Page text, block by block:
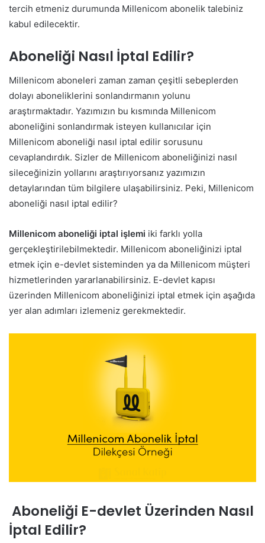
tercih etmeniz durumunda Millenicom abonelik talebiniz
kabul edilecektir.
Aboneliği Nasıl İptal Edilir?
Millenicom aboneleri zaman zaman çeşitli sebeplerden
dolayı aboneliklerini sonlandırmanın yolunu
araştırmaktadır. Yazımızın bu kısmında Millenicom
aboneliğini sonlandırmak isteyen kullanıcılar için
Millenicom aboneliği nasıl iptal edilir sorusunu
cevaplandırdık. Sizler de Millenicom aboneliğinizi nasıl
sileceğinizin yollarını araştırıyorsanız yazımızın
detaylarından tüm bilgilere ulaşabilirsiniz. Peki, Millenicom
aboneliği nasıl iptal edilir?
Millenicom aboneliği iptal işlemi iki farklı yolla
gerçekleştirilebilmektedir. Millenicom aboneliğinizi iptal
etmek için e-devlet sisteminden ya da Millenicom müşteri
hizmetlerinden yararlanabilirsiniz. E-devlet kapısı
üzerinden Millenicom aboneliğinizi iptal etmek için aşağıda
yer alan adımları izlemeniz gerekmektedir.
Aboneliği E-devlet Üzerinden Nasıl
İptal Edilir?